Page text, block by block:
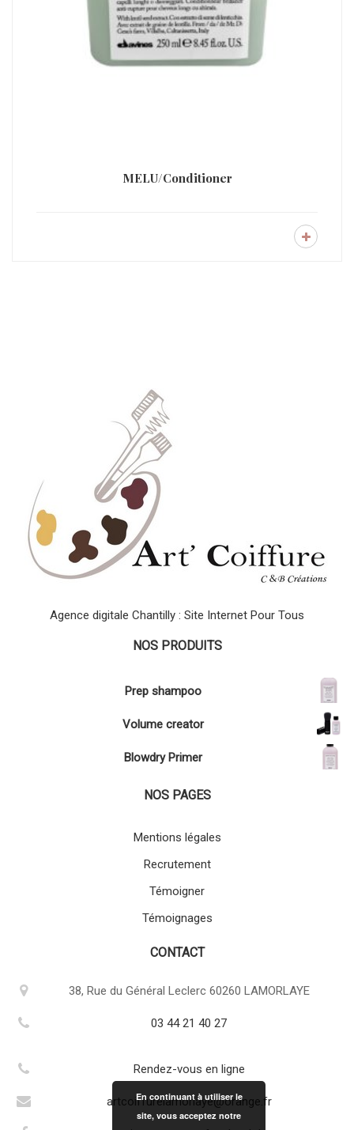
MELU/Conditioner
Agence digitale Chantilly : Site Internet Pour Tous
NOS PRODUITS
Prep shampoo
Volume creator
Blowdry Primer
NOS PAGES
Mentions légales
Recrutement
Témoigner
Témoignages
CONTACT
38, Rue du Général Leclerc 60260 LAMORLAYE
03 44 21 40 27
Rendez-vous en ligne
artcoiffurelamorlaye@orange.fr
En continuant à utiliser le
site, vous acceptez notre